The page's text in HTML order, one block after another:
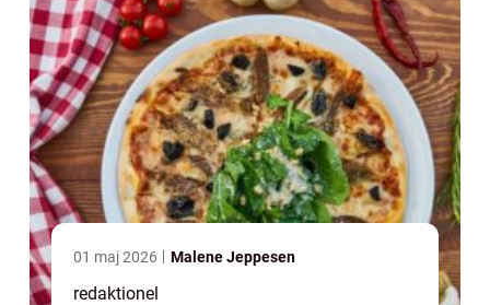
01 maj 2026 Malene Jeppesen
redaktionel